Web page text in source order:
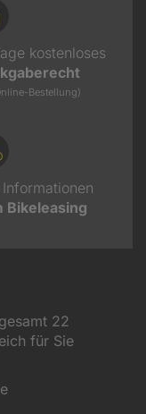
kostenloses
Bestellung)
Bikeleasing
22
für Sie